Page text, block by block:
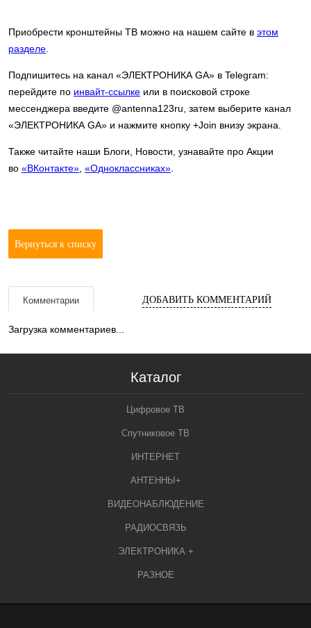
Приобрести кронштейны ТВ можно на нашем сайте в этом
разделе
Подпишитесь на канал «ЭЛЕКТРОНИКА GA» в Telegram:
перейдите по инвайт-ссылке или в поисковой строке
мессенджера введите @antenna123ru, затем выберите канал
«ЭЛЕКТРОНИКА GA» и нажмите кнопку +Join внизу экрана.
Также читайте наши Блоги, Новости, узнавайте про Акции
во «ВКонтакте» «Одноклассниках»
Вернуться к списку
Комментарии ДОБАВИТЬ КОММЕНТАРИЙ
Загрузка комментариев...
Каталог
Цифровое ТВ
Спутниковое ТВ
ИНТЕРНЕТ
АНТЕННЫ+
ВИДЕОНАБЛЮДЕНИЕ
РАДИОСВЯЗЬ
ЭЛЕКТРОНИКА +
РАЗНОЕ